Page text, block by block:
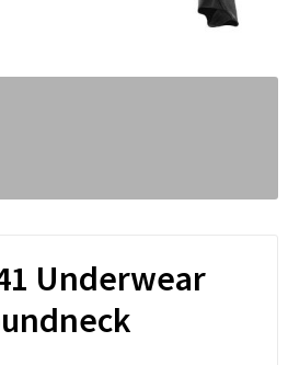
Underwear